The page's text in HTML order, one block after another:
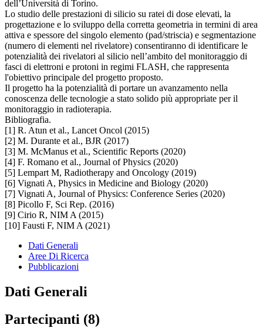
dell’Università di Torino.
Lo studio delle prestazioni di silicio su ratei di dose elevati, la
progettazione e lo sviluppo della corretta geometria in termini di area
attiva e spessore del singolo elemento (pad/striscia) e segmentazione
(numero di elementi nel rivelatore) consentiranno di identificare le
potenzialità dei rivelatori al silicio nell’ambito del monitoraggio di
fasci di elettroni e protoni in regimi FLASH, che rappresenta
l'obiettivo principale del progetto proposto.
Il progetto ha la potenzialità di portare un avanzamento nella
conoscenza delle tecnologie a stato solido più appropriate per il
monitoraggio in radioterapia.
Bibliografia.
[1] R. Atun et al., Lancet Oncol (2015)
[2] M. Durante et al., BJR (2017)
[3] M. McManus et al., Scientific Reports (2020)
[4] F. Romano et al., Journal of Physics (2020)
[5] Lempart M, Radiotherapy and Oncology (2019)
[6] Vignati A, Physics in Medicine and Biology (2020)
[7] Vignati A, Journal of Physics: Conference Series (2020)
[8] Picollo F, Sci Rep. (2016)
[9] Cirio R, NIM A (2015)
[10] Fausti F, NIM A (2021)
Dati Generali
Aree Di Ricerca
Pubblicazioni
Dati Generali
Partecipanti (8)